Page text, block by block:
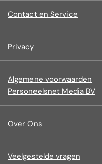
Contact en Service
Privacy
Algemene voorwaarden
Personeelsnet Media BV
Over Ons
Veelgestelde vragen